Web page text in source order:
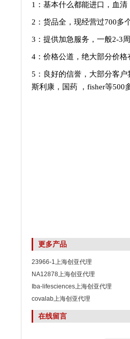
1：基本什么都能进口，血
2：货品全，现经营过700多
3：提供加急服务，一般2-3
4：价格公道，绝大部分价
5：良好的信誉，大部分客
斯利康，国药
，fisher等500
更多产品
23966-1上海创亚代理
NA12878上海创亚代理
Iba-lifesciences上海创亚代理
covalab上海创亚代理
在线留言